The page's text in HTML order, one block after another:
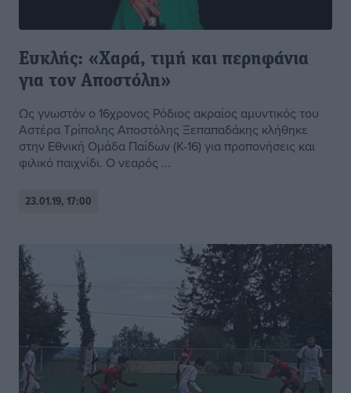
Ευκλής: «Χαρά, τιμή και περηφάνια
για τον Αποστόλη»
Ως γνωστόν ο 16χρονος Ρόδιος ακραίος αμυντικός του
Αστέρα Τρίπολης Αποστόλης Ξεπαπαδάκης κλήθηκε
στην Εθνική Ομάδα Παίδων (Κ-16) για προπονήσεις και
φιλικό παιχνίδι. Ο νεαρός ...
23.01.19, 17:00